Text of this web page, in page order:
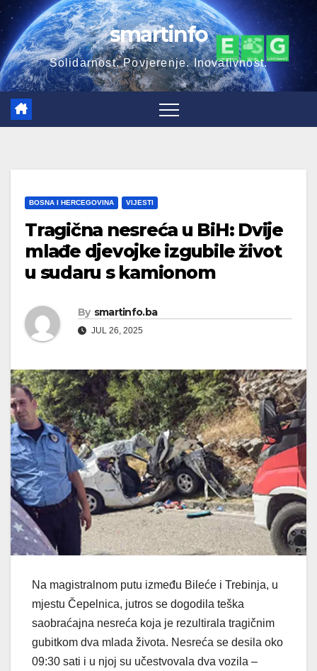
Skip
to
content
smartinfo
Solidarnost. Povjerenje. Inovativnost.
BOSNA I HERCEGOVINA VIJESTI
Tragična nesreća u BiH: Dvije
mlađe djevojke izgubile život
u sudaru s kamionom
By smartinfo.ba
JUL 26, 2025
Na magistralnom putu između Bileće i Trebinja, u
mjestu Čepelnica, jutros se dogodila teška
saobraćajna nesreća koja je rezultirala tragičnim
gubitkom dva mlada života. Nesreća se desila oko
09:30 sati i u njoj su učestvovala dva vozila –